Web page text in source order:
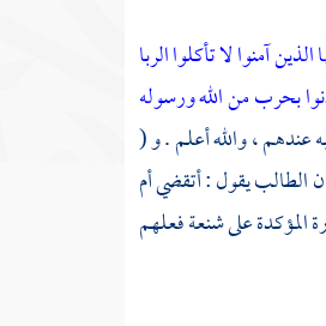
الذين آمنوا لا تأكلوا الربا
بحرب من الله ورسوله
عندهم ، والله أعلم . و (
يقول : أتقضي أم
المؤكدة على شنعة فعلهم